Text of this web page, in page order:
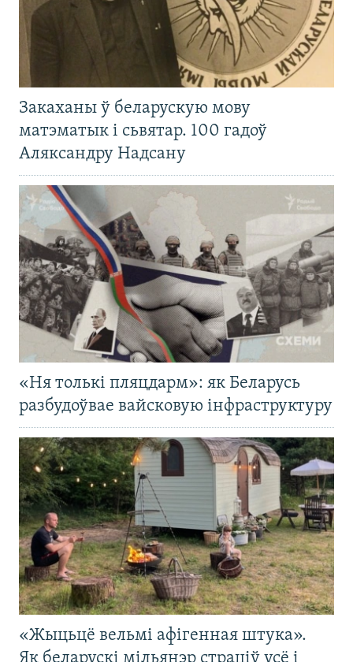
Закаханы ў беларускую мову
матэматык і сьвятар. 100 гадоў
Аляксандру Надсану
«Ня толькі пляцдарм»: як Беларусь
разбудоўвае вайсковую інфраструктуру
«Жыцьцё вельмі афігенная штука».